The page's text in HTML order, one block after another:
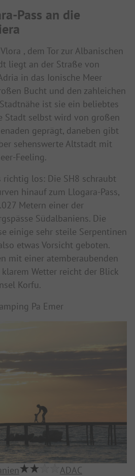
Pass an die
, dem Tor zur Albanischen
liegt an der Straße von
in das Ionische Meer
Bucht und den zahleichen
ist sie ein beliebtes
Stadt selbst wird von großen
geprägt, daneben gibt
sehenswerte Altstadt mit
Feeling.
los: Die SH8 schraubt
hinauf zum Llogara-Pass,
Metern einer der
Südalbaniens. Die
einige sehr steile Serpentinen
etwas Vorsicht geboten.
mit einer atemberaubenden
Wetter reicht der Blick
Korfu.
Pa Emer
ADAC